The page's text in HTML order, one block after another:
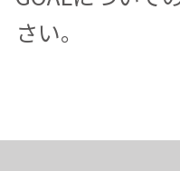
さい。